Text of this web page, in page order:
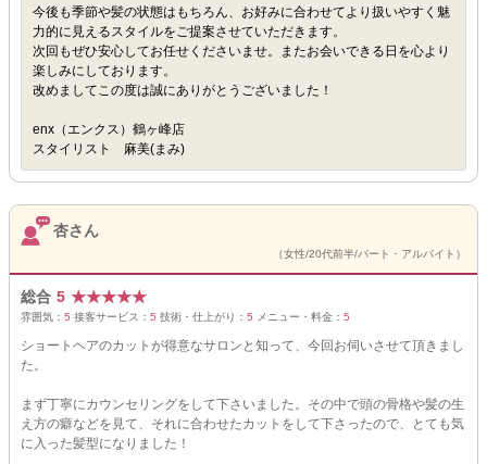
今後も季節や髪の状態はもちろん、お好みに合わせてより扱いやすく魅
力的に見えるスタイルをご提案させていただきます。
次回もぜひ安心してお任せくださいませ。またお会いできる日を心より
楽しみにしております。
改めましてこの度は誠にありがとうございました！
enx（エンクス）鶴ヶ峰店
スタイリスト 麻美(まみ)
杏さん
（女性/20代前半/パート・アルバイト）
総合 5 ★★★★★
雰囲気： 5 接客サービス： 5 技術・仕上がり： 5 メニュー・料金： 5
ショートヘアのカットが得意なサロンと知って、今回お伺いさせて頂きまし
た。
まず丁寧にカウンセリングをして下さいました。その中で頭の骨格や髪の生
え方の癖などを見て、それに合わせたカットをして下さったので、とても気
に入った髪型になりました！